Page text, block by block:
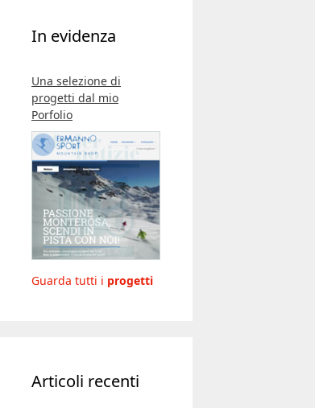
In evidenza
Una selezione di
progetti dal mio
Porfolio
Guarda tutti i progetti
Articoli recenti